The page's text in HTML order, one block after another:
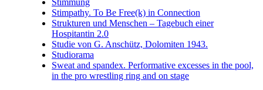
Stimmung
Stimpathy. To Be Free(k) in Connection
Strukturen und Menschen – Tagebuch einer
Hospitantin 2.0
Studie von G. Anschütz, Dolomiten 1943.
Studiorama
Sweat and spandex. Performative excesses in the pool,
in the pro wrestling ring and on stage